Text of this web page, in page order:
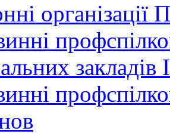
організації
закладів